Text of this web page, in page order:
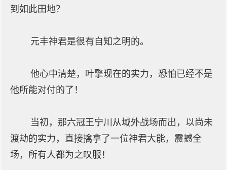
到如此田地？
元丰神君是很有自知之明的。
他心中清楚，叶擎现在的实力，恐怕已经不是
他所能对付的了！
当初，那六冠王宁川从域外战场而出，以尚未
渡劫的实力，直接擒拿了一位神君大能，震撼全
场，所有人都为之叹服！